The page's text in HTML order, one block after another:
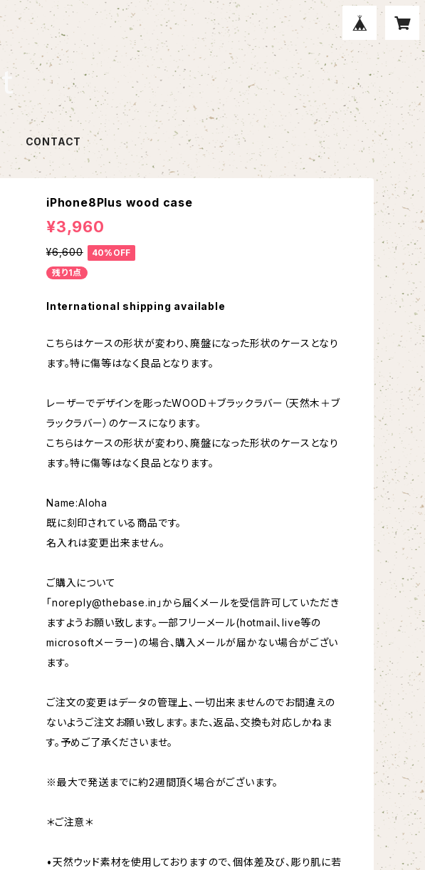
CONTACT
iPhone8Plus wood case
¥3,960
¥6,600
40%OFF
残り1点
International shipping available
こちらはケースの形状が変わり、廃盤になった形状のケースとなり
ます。特に傷等はなく良品となります。
レーザーでデザインを彫ったWOOD＋ブラックラバー（天然木＋ブ
ラックラバー）のケースになります。
こちらはケースの形状が変わり、廃盤になった形状のケースとなり
ます。特に傷等はなく良品となります。
Name:Aloha
既に刻印されている商品です。
名入れは変更出来ません。
ご購入について
「noreply@thebase.in 」から届くメールを受信許可していただき
ますようお願い致します。一部フリーメール(hotmail、live等の
microsoftメーラー)の場合、購入メールが届かない場合がござい
ます。
ご注文の変更はデータの管理上、一切出来ませんのでお間違えの
ないようご注文お願い致します。また、返品、交換も対応しかねま
す。予めご了承くださいませ。
※最大で発送までに約2週間頂く場合がございます。
＊ご注意＊
•天然ウッド素材を使用しておりますので、個体差及び、彫り肌に若